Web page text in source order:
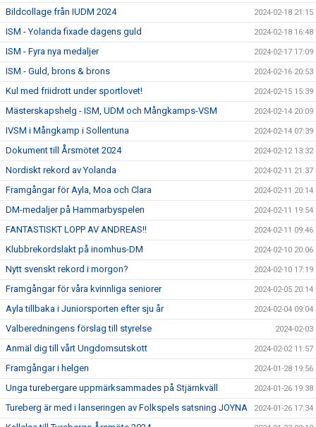
Bildcollage från IUDM 2024 2024-02-18 21:15
ISM - Yolanda fixade dagens guld 2024-02-18 16:48
ISM - Fyra nya medaljer 2024-02-17 17:09
ISM - Guld, brons & brons 2024-02-16 20:53
Kul med friidrott under sportlovet! 2024-02-15 15:39
Mästerskapshelg - ISM, UDM och Mångkamps-VSM 2024-02-14 20:09
IVSM i Mångkamp i Sollentuna 2024-02-14 07:39
Dokument till Årsmötet 2024 2024-02-12 13:32
Nordiskt rekord av Yolanda 2024-02-11 21:37
Framgångar för Ayla, Moa och Clara 2024-02-11 20:14
DM-medaljer på Hammarbyspelen 2024-02-11 19:54
FANTASTISKT LOPP AV ANDREAS!! 2024-02-11 09:46
Klubbrekordslakt på inomhus-DM 2024-02-10 20:06
Nytt svenskt rekord i morgon? 2024-02-10 17:19
Framgångar för våra kvinnliga seniorer 2024-02-05 20:14
Ayla tillbaka i Juniorsporten efter sju år 2024-02-04 09:04
Valberedningens förslag till styrelse 2024-02-03
Anmäl dig till vårt Ungdomsutskott 2024-02-02 11:57
Framgångar i helgen 2024-01-28 19:56
Unga turebergare uppmärksammades på Stjärnkväll 2024-01-26 19:38
Tureberg är med i lanseringen av Folkspels satsning JOYNA 2024-01-26 17:34